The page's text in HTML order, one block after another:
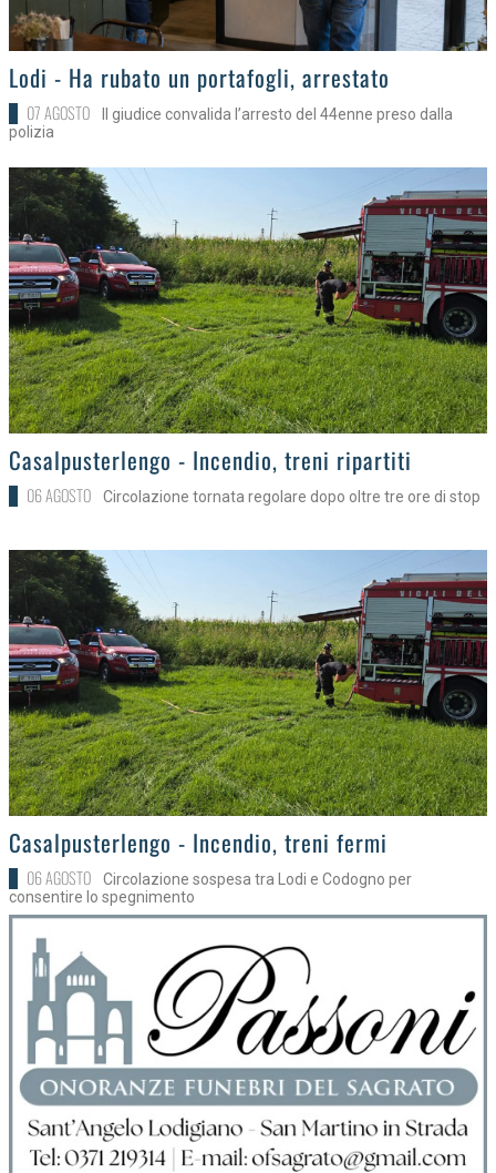
>Lodi - Ha rubato un portafogli, arrestato
07 AGOSTO
Il giudice convalida l’arresto del 44enne preso dalla
polizia
>
Casalpusterlengo - Incendio, treni ripartiti
06 AGOSTO Circolazione tornata regolare dopo oltre tre ore di stop
>
Casalpusterlengo - Incendio, treni fermi
06 AGOSTO
Circolazione sospesa tra Lodi e Codogno per
consentire lo spegnimento